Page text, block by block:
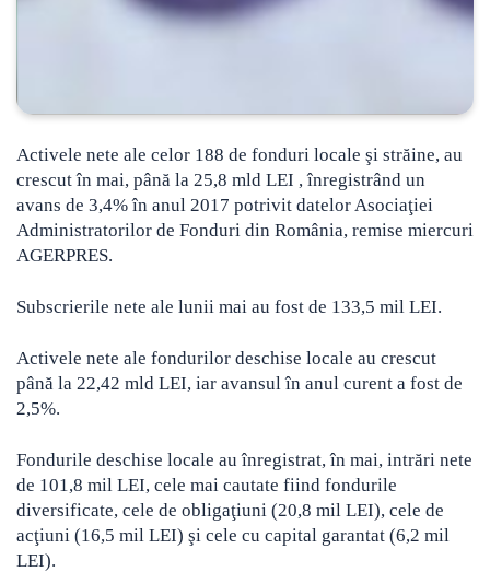
Activele nete ale celor 188 de fonduri locale şi străine, au
crescut în mai, până la 25,8 mld LEI , înregistrând un
avans de 3,4% în anul 2017 potrivit datelor Asociaţiei
Administratorilor de Fonduri din România, remise miercuri
AGERPRES.
Subscrierile nete ale lunii mai au fost de 133,5 mil LEI.
Activele nete ale fondurilor deschise locale au crescut
până la 22,42 mld LEI, iar avansul în anul curent a fost de
2,5%.
Fondurile deschise locale au înregistrat, în mai, intrări nete
de 101,8 mil LEI, cele mai cautate fiind fondurile
diversificate, cele de obligaţiuni (20,8 mil LEI), cele de
acţiuni (16,5 mil LEI) şi cele cu capital garantat (6,2 mil
LEI).